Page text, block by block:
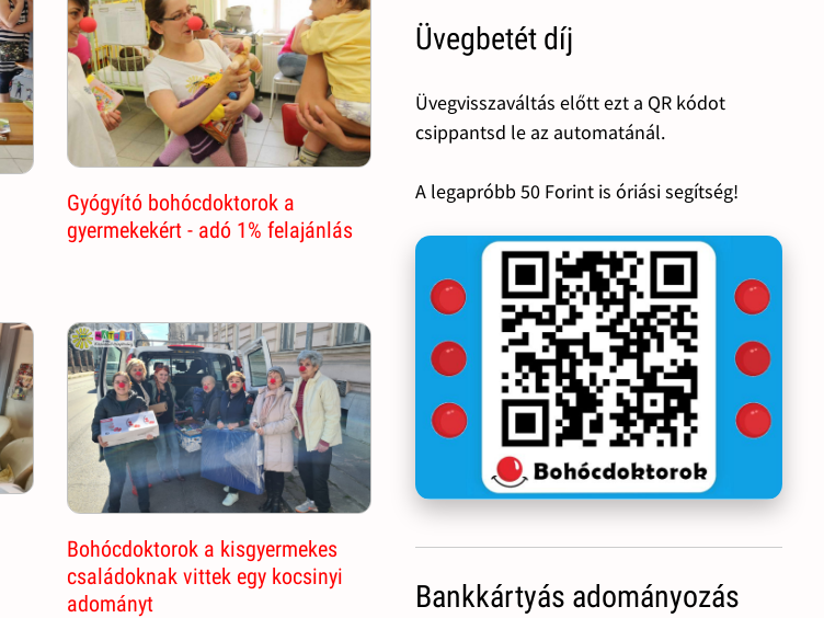
Gyógyító bohócdoktorok a
gyermekekért - adó 1% felajánlás
Bohócdoktorok a kisgyermekes
családoknak vittek egy kocsinyi
adományt
Üvegbetét díj
Üvegvisszaváltás előtt ezt a QR kódot
csippantsd le az automatánál.
A legapróbb 50 Forint is óriási segítség!
Bankkártyás adományozás